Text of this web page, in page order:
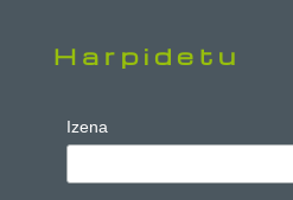
Harpidetu
Izena